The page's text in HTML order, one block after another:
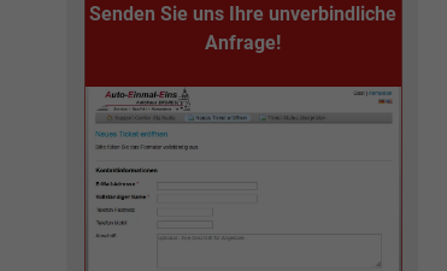
drucken
drucken, parken oder vergleichen
Senden Sie uns Ihre unverbindliche
Anfrage!